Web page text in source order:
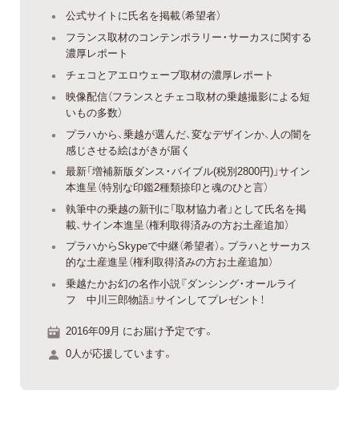
公式サイトに氏名を掲載（希望者）
フランス取材のコンテンポラリー・サーカスに関する
濃厚レポート
チェコとアエロウェーブ取材の濃厚レポート
映像配信（フランスとチェコ取材の乗越撮影による短
いもの多数）
プラハから、乗越が選んだ、変なデザインか、人の闇を
感じさせる絵はがきが届く
最新「増補新版ダンス・バイブル(税別2800円)」サイン
本進呈（特別な印鑑2種類捺印と魂のひと言）
執筆中の乗越の新刊に「取材協力者」として氏名を掲
載、サイン本進呈（権利取得済みの方お土産追加）
プラハからSkypeで中継（希望者）。プラハとサーカス
的な土産進呈（権利取得済みの方お土産追加）
乗越たかお幻の名作小説『ダンシング・オールライ
フ 中川三郎物語』サインしてプレゼント！
2016年09月 にお届け予定です。
0人が応援しています。